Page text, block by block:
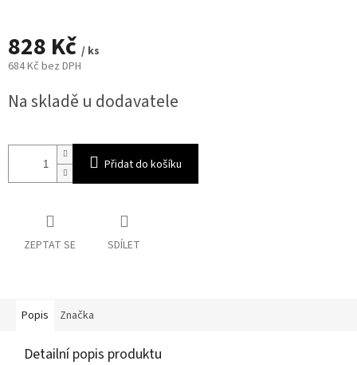
828 Kč / ks
684 Kč bez DPH
cena:
Na skladě u dodavatele
Přidat do košíku
ZEPTAT SE SDÍLET
Popis Značka
Detailní popis produktu